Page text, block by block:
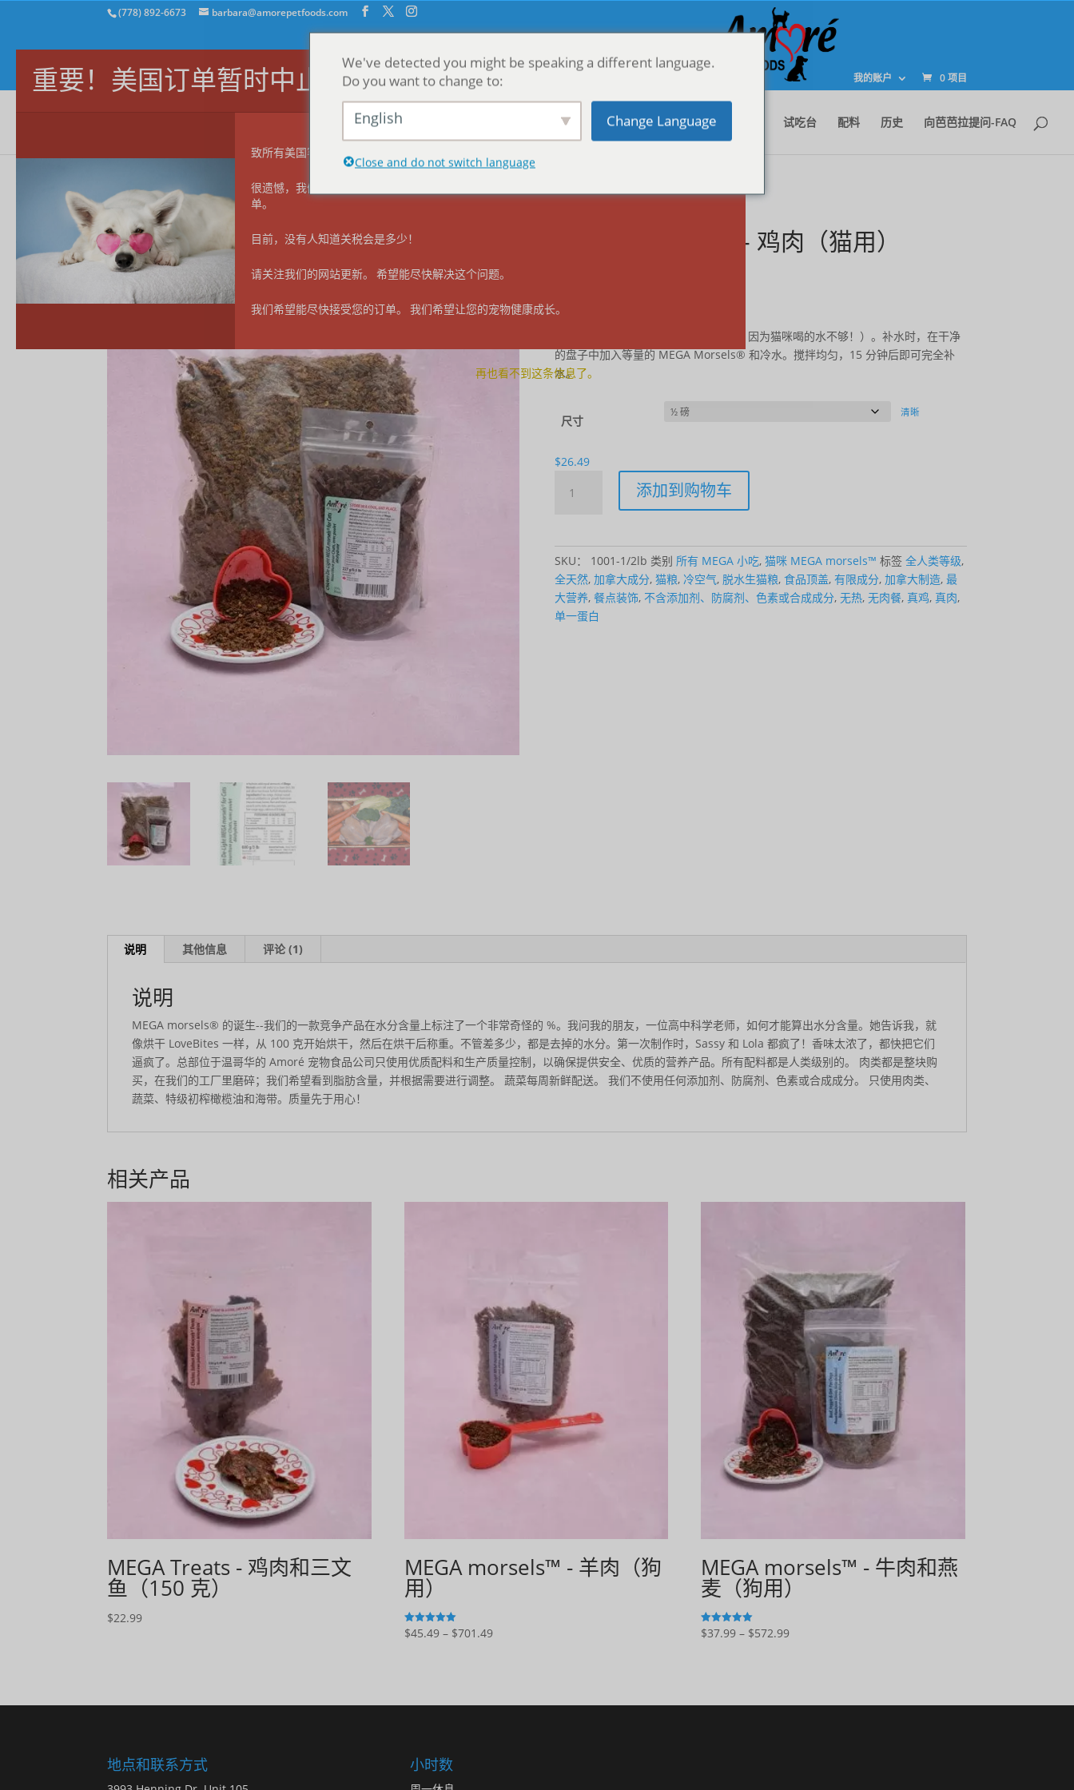
(778) 892-6673 barbara@amorepetfoods.com
我的账户 0 项目
首页 试吃台 配料 历史 向芭芭拉提问-FAQ
首页 /所有 MEGA 小吃 /猫咪 MEGA morsels™
MEGA morsels™ - 鸡肉（猫用）
$
范
围：
干喂或补水喂食。(我们建议补水喂食，因为猫咪喝的水不够！）。补水时，在干净
的盘子中加入等量的 MEGA Morsels® 和冷水。搅拌均匀，15 分钟后即可完全补
水。
尺寸
清晰
$26.49
morsels™
Cats)
数
量
添加到购物车
SKU： 1001-1/2lb 类别 所有 MEGA 小吃, 猫咪 MEGA morsels™ 标签 全人类等级,
全天然, 加拿大成分, 猫粮, 冷空气, 脱水生猫粮, 食品顶盖, 有限成分, 加拿大制造, 最
大营养, 餐点装饰, 不含添加剂、防腐剂、色素或合成成分, 无热, 无肉餐, 真鸡, 真肉,
单一蛋白
说明 其他信息 评论 (1)
说明
MEGA morsels® 的诞生--我们的一款竞争产品在水分含量上标注了一个非常奇怪的 %。我问我的朋友，一位高中科学老师，如何才能算出水分含量。她告诉我，就
像烘干 LoveBites 一样，从 100 克开始烘干，然后在烘干后称重。不管差多少，都是去掉的水分。第一次制作时，Sassy 和 Lola 都疯了！香味太浓了，都快把它们
逼疯了。总部位于温哥华的 Amoré 宠物食品公司只使用优质配料和生产质量控制，以确保提供安全、优质的营养产品。所有配料都是人类级别的。 肉类都是整块购
买，在我们的工厂里磨碎；我们希望看到脂肪含量，并根据需要进行调整。 蔬菜每周新鲜配送。 我们不使用任何添加剂、防腐剂、色素或合成成分。 只使用肉类、
蔬菜、特级初榨橄榄油和海带。质量先于用心！
相关产品
MEGA Treats - 鸡肉和三文
鱼（150 克）
$22.99
MEGA morsels™ - 羊肉（狗
用）
5
满分 5 分
$45.49 – $701.49价
$45.49
MEGA morsels™ - 牛肉和燕
麦（狗用）
5
满分 5 分
$37.99 – $572.99价
$37.99
地点和联系方式 小时数
We've detected you might be speaking a different language.
Do you want to change to:
English Change Language
Close and do not switch language
重要！美国订单暂时中止。
致所有美国客户
很遗憾，我们无法接受您的订单。 由于
单。
目前，没有人知道关税会是多少！
请关注我们的网站更新。 希望能尽快解决这个问题。
我们希望能尽快接受您的订单。 我们希望让您的宠物健康成长。
再也看不到这条信息了。